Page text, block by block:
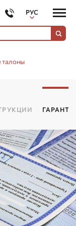
РУС
УКР
талоны